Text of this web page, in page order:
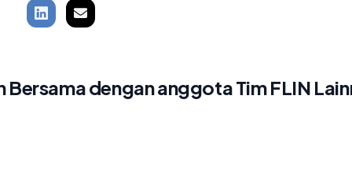
Bersama dengan anggota Tim FLIN